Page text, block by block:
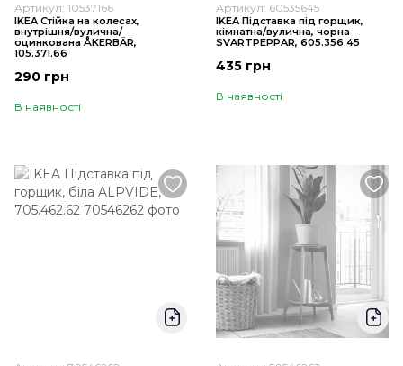
Артикул: 10537166
IKEA Стійка на колесах,
внутрішня/вулична/
оцинкована ÅKERBÄR,
105.371.66
290 грн
В наявності
Артикул: 60535645
IKEA Підставка під горщик,
кімнатна/вулична, чорна
SVARTPEPPAR, 605.356.45
435 грн
В наявності